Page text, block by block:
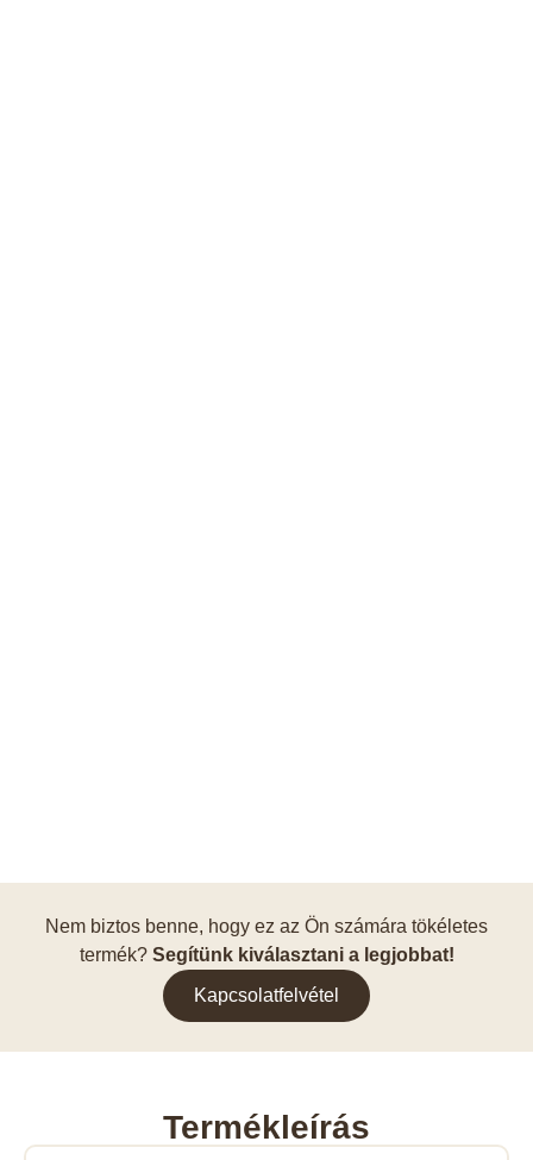
Nem biztos benne, hogy ez az Ön számára tökéletes
termék? Segítünk kiválasztani a legjobbat!
Kapcsolatfelvétel
Termékleírás